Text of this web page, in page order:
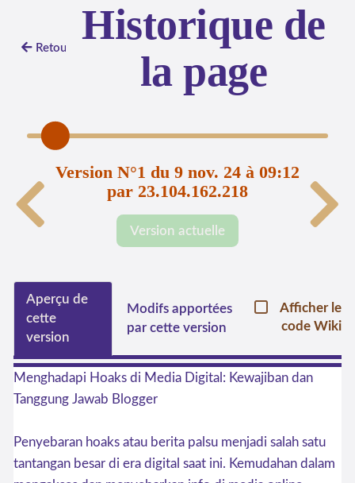
Retour
Historique de
la page
Version N°1 du 9 nov. 24 à 09:12
par 23.104.162.218
Version actuelle
Aperçu de
cette
version
Modifs apportées
par cette version
Afficher le
code Wiki